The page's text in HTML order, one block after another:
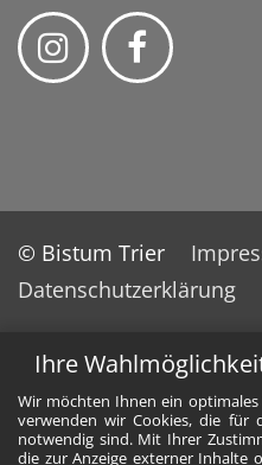
Ihre
Wir möchten Ihnen ein optimales
verwenden wir Cookies, die für
notwendig sind. Mit Ihrer
die zur Anzeige externer Inhalte
© Bistum Trier
Datenschutzerklärung